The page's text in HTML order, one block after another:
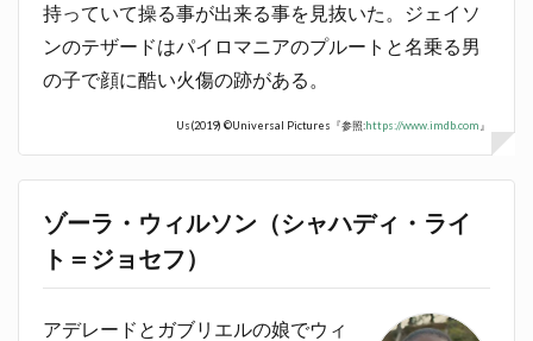
持っていて操る事が出来る事を見抜いた。ジェイソ
ンのテザードはパイロマニアのプルートと名乗る男
の子で顔に酷い火傷の跡がある。
Us(2019) ©Universal Pictures『参照:https://www.imdb.com 』
ゾーラ・ウィルソン（シャハディ・ライ
ト＝ジョセフ）
アデレードとガブリエルの娘でウィ